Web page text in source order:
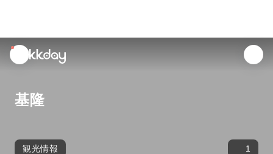
unread
notifications
基隆
観光情報 1